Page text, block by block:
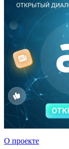
О проекте